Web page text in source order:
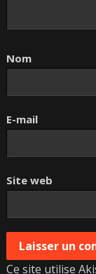
Nom
E-mail
Site web
Ce site utilise